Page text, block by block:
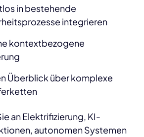
in bestehende
integrieren
kontextbezogene
Überblick über komplexe
an Elektrifizierung, KI-
autonomen Systemen